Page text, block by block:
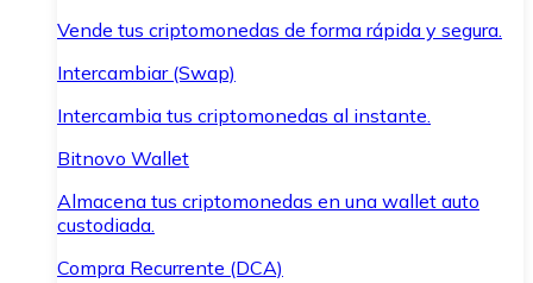
Vende tus criptomonedas de forma rápida y segura.
Intercambiar (Swap)
Intercambia tus criptomonedas al instante.
Bitnovo Wallet
Almacena tus criptomonedas en una wallet auto
custodiada.
Compra Recurrente (DCA)